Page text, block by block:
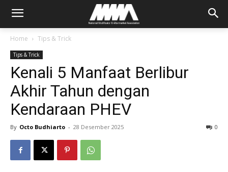
Home Tips & Trick
Tips & Trick
Kenali 5 Manfaat Berlibur
Akhir Tahun dengan
Kendaraan PHEV
By Octo Budhiarto - 28 Desember 2025 0